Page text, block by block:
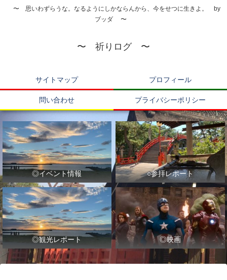
〜 思いわずらうな。なるようにしかならんから、今をせつに生きよ。 by
ブッダ 〜
〜 祈りログ 〜
サイトマップ プロフィール
問い合わせ プライバシーポリシー
◎イベント情報 ○参拝レポート
◎観光レポート ◎映画